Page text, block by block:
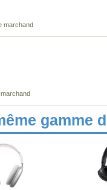
marchand
gamme